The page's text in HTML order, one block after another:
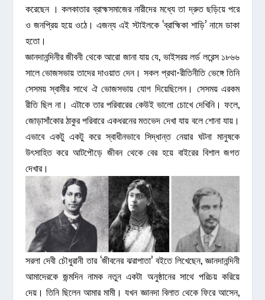
করেছেন । কলকাতার ব্রাহ্মসমাজের নারীদের মধ্যে তা দ্রুত ছড়িয়ে পরে
ও জনপ্রিয় হয়ে ওঠে। এজন্য এই স্টাইলকে ‘ব্রাহ্মিকা শাড়ি’ নামে ডাকা
হতো।
জ্ঞানদানন্দিনীর জীবনী থেকে আরো জানা যায় যে, ভাইসরয় লর্ড লরেন্স ১৮৬৬
সালে ভোজসভায় তাদের দাওয়াত দেন। সকল প্রথা-রীতিনীতি ভেঙ্গে তিনি
সেসময় স্বামীর সাথে ঐ ভোজসভায় যোগ দিয়েছিলেন। সেসময় এরকম
রীতি ছিল না। এটাকে তার পরিবারের কেউই ভালো চোখে দেখিনি। ফলে,
জোড়াসাঁকোর ঠাকুর পরিবারে একধরনের মতভেদ দেখা যায় বলে শোনা যায়।
এভাবে একটু একটু করে স্বাধীনভাবে সিদ্ধান্ত নেয়ার ঘটনা মানুষকে
উৎসাহিত করে আটপৌড়ে জীবন থেকে বের হয়ে বাইরের বিশাল জগত
দেখার।
সরলা দেবী চৌধুরানী তার ‘জীবনের ঝরাপাতা’ বইতে লিখেছেন, জ্ঞানদানন্দিনী
আমাদেরকে জন্মদিন নামক নতুন একটা অনুষ্ঠানের সাথে পরিচয় করিয়ে
দেয়। তিনি ছিলেন আমার মামী। যখন জ্ঞানদা বিলাত থেকে ফিরে আসেন,